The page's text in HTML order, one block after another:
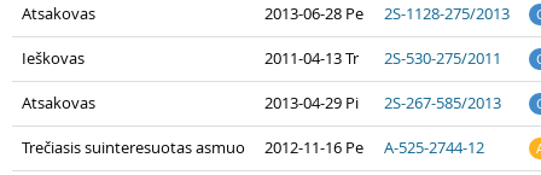
Atsakovas 2013-06-28 Pe 2S-1128-275/2013
Ieškovas 2011-04-13 Tr 2S-530-275/2011
Atsakovas 2013-04-29 Pi 2S-267-585/2013
Trečiasis suinteresuotas asmuo 2012-11-16 Pe A-525-2744-12